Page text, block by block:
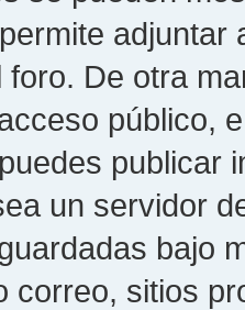
foro. De otra
público,
publicar
un servidor
bajo
correo, sitios